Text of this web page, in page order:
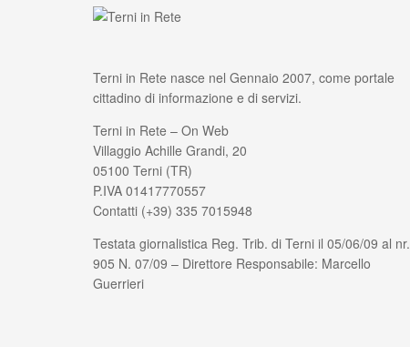
Terni in Rete nasce nel Gennaio 2007, come portale
cittadino di informazione e di servizi.
Terni in Rete – On Web
Villaggio Achille Grandi, 20
05100 Terni (TR)
P.IVA 01417770557
Contatti (+39) 335 7015948
Testata giornalistica Reg. Trib. di Terni il 05/06/09 al nr.
905 N. 07/09 – Direttore Responsabile: Marcello
Guerrieri